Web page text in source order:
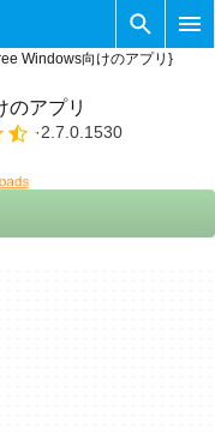
Windows向けのアプリ}
のアプリ
2.7.0.1530